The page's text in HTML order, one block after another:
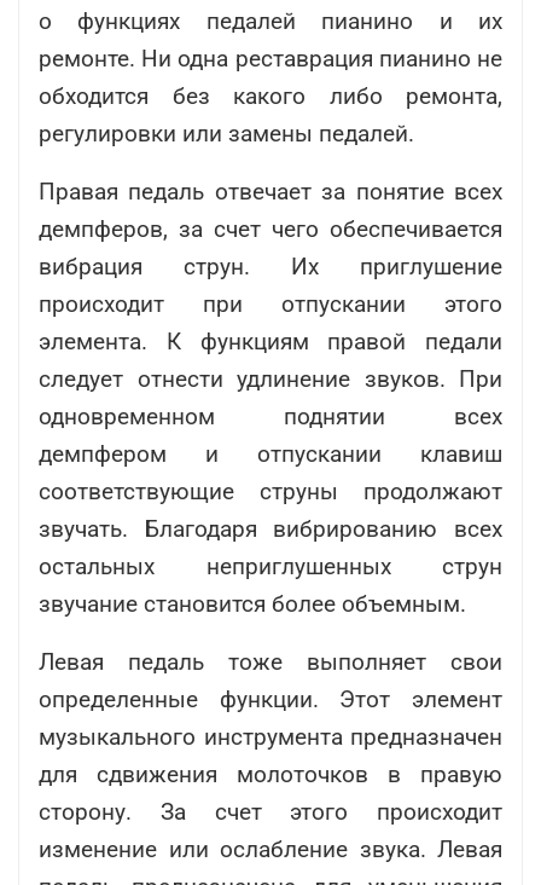
о функциях педалей пианино и их
ремонте. Ни одна реставрация пианино не
обходится без какого либо ремонта,
регулировки или замены педалей.
Правая педаль отвечает за понятие всех
демпферов, за счет чего обеспечивается
вибрация струн. Их приглушение
происходит при отпускании этого
элемента. К функциям правой педали
следует отнести удлинение звуков. При
одновременном поднятии всех
демпфером и отпускании клавиш
соответствующие струны продолжают
звучать. Благодаря вибрированию всех
остальных неприглушенных струн
звучание становится более объемным.
Левая педаль тоже выполняет свои
определенные функции. Этот элемент
музыкального инструмента предназначен
для сдвижения молоточков в правую
сторону. За счет этого происходит
изменение или ослабление звука. Левая